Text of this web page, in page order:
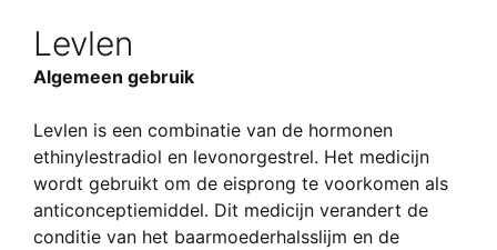
Levlen
Algemeen gebruik
Levlen is een combinatie van de hormonen
ethinylestradiol en levonorgestrel. Het medicijn
wordt gebruikt om de eisprong te voorkomen als
anticonceptiemiddel. Dit medicijn verandert de
conditie van het baarmoederhalsslijm en de